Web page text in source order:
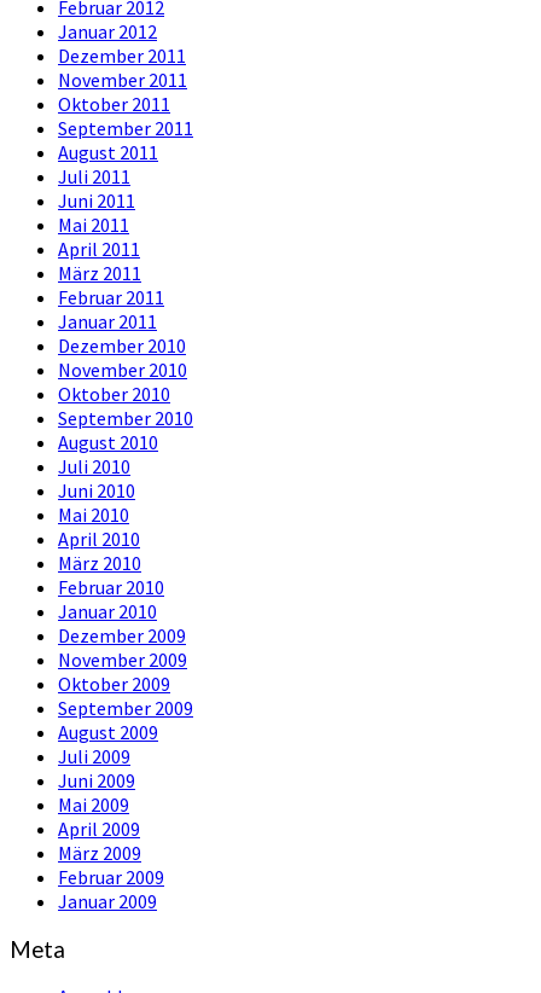
Februar 2012
Januar 2012
Dezember 2011
November 2011
Oktober 2011
September 2011
August 2011
Juli 2011
Juni 2011
Mai 2011
April 2011
März 2011
Februar 2011
Januar 2011
Dezember 2010
November 2010
Oktober 2010
September 2010
August 2010
Juli 2010
Juni 2010
Mai 2010
April 2010
März 2010
Februar 2010
Januar 2010
Dezember 2009
November 2009
Oktober 2009
September 2009
August 2009
Juli 2009
Juni 2009
Mai 2009
April 2009
März 2009
Februar 2009
Januar 2009
Meta